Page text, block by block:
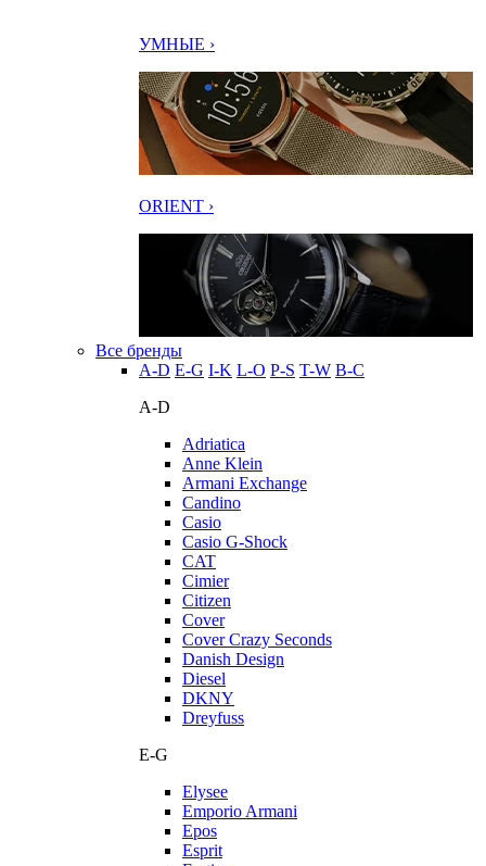
УМНЫЕ ›
ORIENT ›
Все бренды
A-D E-G I-K L-O P-S T-W В-С
A-D
Adriatica
Anne Klein
Armani Exchange
Candino
Casio
Casio G-Shock
CAT
Cimier
Citizen
Cover
Cover Crazy Seconds
Danish Design
Diesel
DKNY
Dreyfuss
E-G
Elysee
Emporio Armani
Epos
Esprit